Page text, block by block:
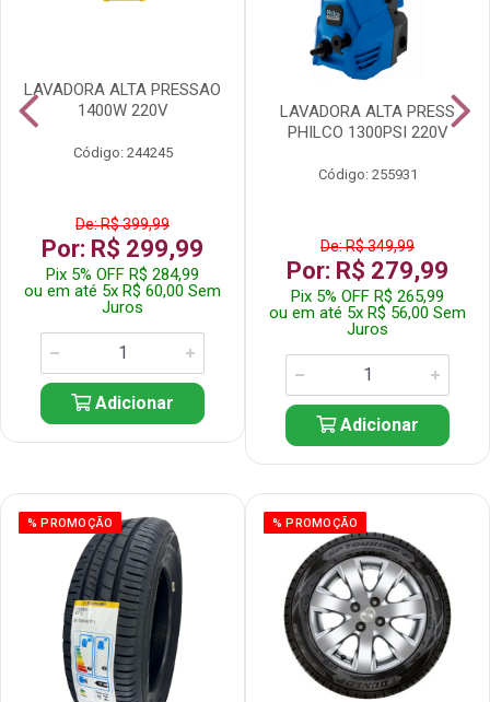
LAVADORA ALTA PRESSAO
1400W 220V
Código: 244245
De: R$ 399,99
Por: R$ 299,99
Pix 5% OFF R$ 284,99
ou em até 5x R$ 60,00 Sem
Juros
Adicionar
LAVADORA ALTA PRESS
PHILCO 1300PSI 220V
Código: 255931
De: R$ 349,99
Por: R$ 279,99
Pix 5% OFF R$ 265,99
ou em até 5x R$ 56,00 Sem
Juros
Adicionar
% PROMOÇÃO % PROMOÇÃO